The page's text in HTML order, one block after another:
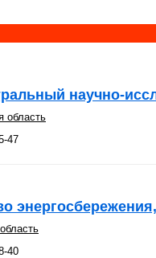
научно-
область
47
40